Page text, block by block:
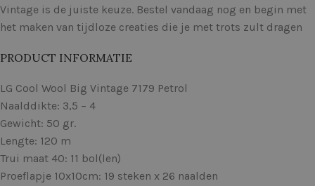
Vintage is de juiste keuze. Bestel vandaag nog en begin met
het maken van tijdloze creaties die je met trots zult dragen
PRODUCT INFORMATIE
LG Cool Wool Big Vintage 7179 Petrol
Naalddikte: 3,5 – 4
Gewicht: 50 gr.
Lengte: 120 m
Trui maat 40: 11 bol(len)
Proeflapje 10x10cm: 19 steken x 26 naalden